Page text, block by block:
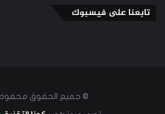
تابعنا على فيسبوك
© جميع الحقوق محفوظة